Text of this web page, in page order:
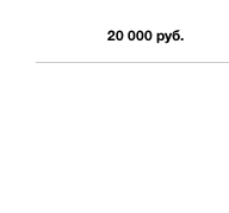
20 000 руб.